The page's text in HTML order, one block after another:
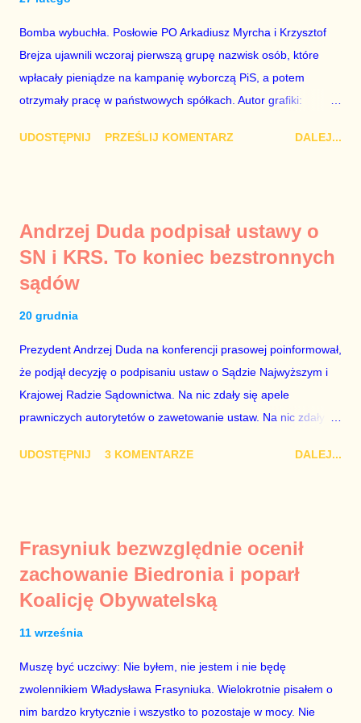
całego państwa. Zastrzeżenie „jeśli są prawdziwe” jest
konieczne, ponieważ mamy do czynienia z medium o
wyjątkowo wątpliwej reputacji, ale mimo upływu czasu,
informacje nie zostały w żaden sposób zdementowane, a
oskarżany polityk milczy. Tygod...
Bomba wybuchła. Posłowie PO Arkadiusz Myrcha i Krzysztof
Brejza ujawnili wczoraj pierwszą grupę nazwisk osób, które
wpłacały pieniądze na kampanię wyborczą PiS, a potem
otrzymały pracę w państwowych spółkach. Autor grafiki:
polityków PO na ten temat. Pokazanie kilkunastu przypadków
PiS, a następnie uzyskują stanowiska w spółkach Skarbu
Państwa ze względu na to, że partia PiS obsadziła zarządy
tych spółek i wymienia profesjonalistów na kadry partyjne.
które zawsze może się zdarzyć, a polegającym na tym, że
osoba z kwalifikacjami wpłaca na partię polityczną, a następnie
obejmuje prace w spółce, która jest zarządzana pośrednio
przez ta partię. Przeciwnie. Przedstawienie pierwszej gr...
UDOSTĘPNIJ PRZEŚLIJ KOMENTARZ DALEJ...
Andrzej Duda podpisał ustawy o
SN i KRS. To koniec bezstronnych
sądów
20 grudnia
Prezydent Andrzej Duda na konferencji prasowej poinformował,
że podjął decyzję o podpisaniu ustaw o Sądzie Najwyższym i
Krajowej Radzie Sądownictwa. Na nic zdały się apele
prawniczych autorytetów o zawetowanie ustaw. Na nic zdały
ostatecznie zniszczy niezależność sądów od woli polityków. To
Ziobro. Żenujące są tłumaczenia Dudy, że podpisał ustawy, bo
to jego ustawy. Prawda jest taka, że poprawki partii rządzącej
do tych ustaw były bardziej obszerne niż projekty ustaw
wyłącznie o jego władzę nad sądownictwem kosztem władzy
Zbigniewa Ziobry. W poprzednich ustawach Ziobro miał 100%
władzy nad sądami, a Duda 0%. W nowych ustawach Ziobro
UDOSTĘPNIJ 3 KOMENTARZE DALEJ...
Frasyniuk bezwzględnie ocenił
zachowanie Biedronia i poparł
Koalicję Obywatelską
11 września
Muszę być uczciwy: Nie byłem, nie jestem i nie będę
zwolennikiem Władysława Frasyniuka. Wielokrotnie pisałem o
nim bardzo krytycznie i wszystko to pozostaje w mocy. Nie